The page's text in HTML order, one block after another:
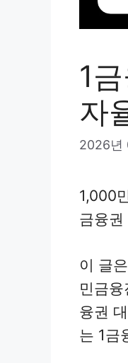
1
자
2026년
1,000
금융
이 글
민금
융권
는 1금